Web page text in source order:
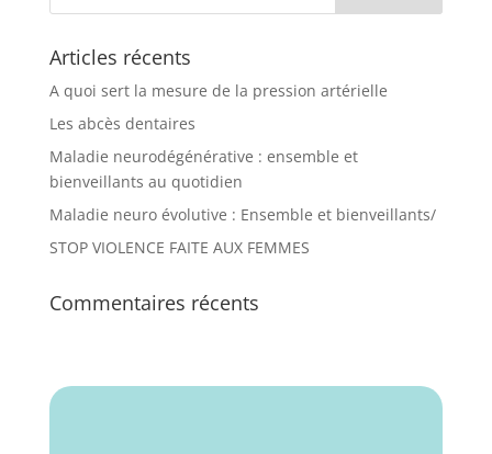
Articles récents
A quoi sert la mesure de la pression artérielle
Les abcès dentaires
Maladie neurodégénérative : ensemble et
bienveillants au quotidien
Maladie neuro évolutive : Ensemble et bienveillants/
STOP VIOLENCE FAITE AUX FEMMES
Commentaires récents